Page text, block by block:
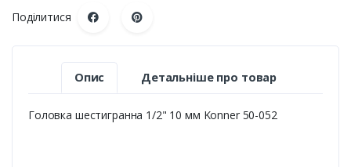
Поділитися
Опис Детальніше про товар
Головка шестигранна 1/2" 10 мм Konner 50-052